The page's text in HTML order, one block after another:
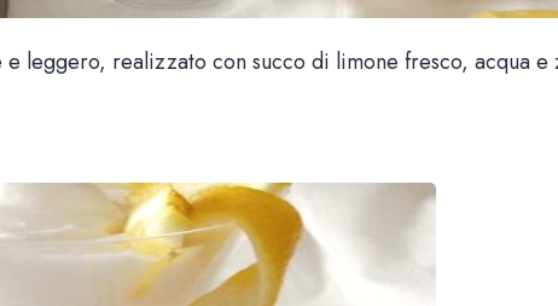
leggero, realizzato con succo di limone fresco, acqua e